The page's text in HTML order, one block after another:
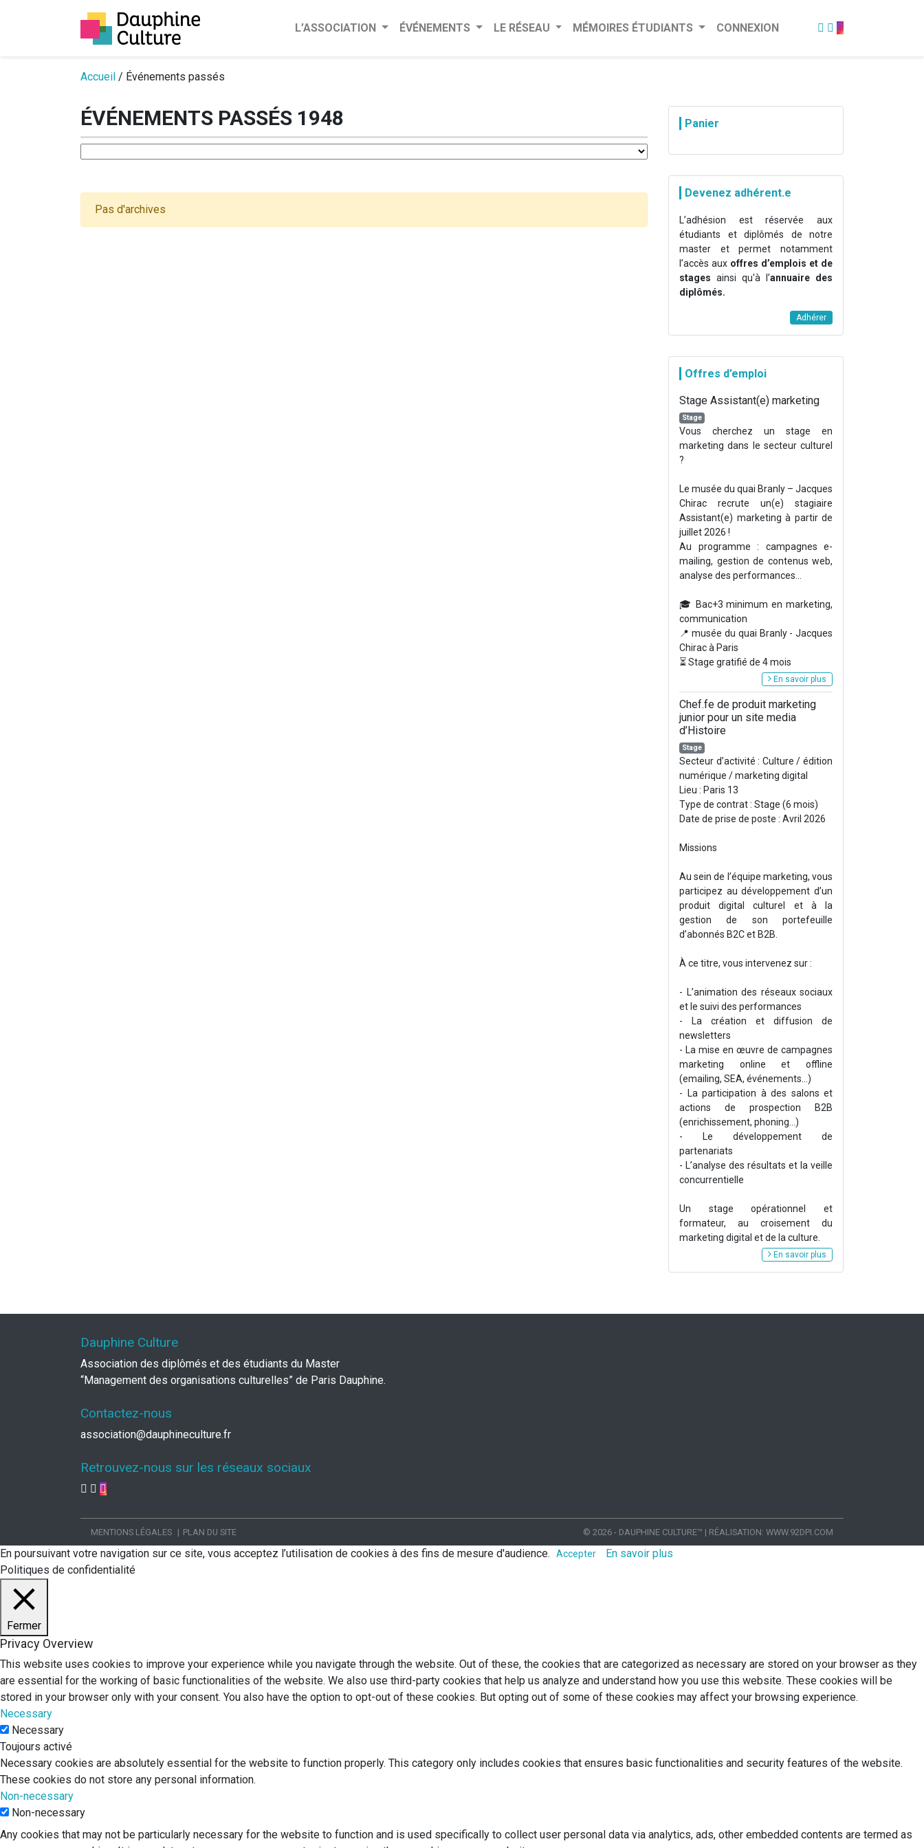
Passer au contenu
L’ASSOCIATION ÉVÉNEMENTS LE RÉSEAU MÉMOIRES ÉTUDIANTS CONNEXION
Accueil / Événements passés
ÉVÉNEMENTS PASSÉS 1948
Pas d'archives
Panier
Devenez adhérent.e
L’adhésion est réservée aux
étudiants et diplômés de notre
master et permet notamment
l’accès aux offres d’emplois et de
stages ainsi qu'à l’annuaire des
diplômés.
Adhérer
Offres d’emploi
Stage Assistant(e) marketing
Stage
Vous cherchez un stage en
marketing dans le secteur culturel
?
Le musée du quai Branly – Jacques
Chirac recrute un(e) stagiaire
Assistant(e) marketing à partir de
juillet 2026 !
Au programme : campagnes e-
mailing, gestion de contenus web,
analyse des performances...
🎓 Bac+3 minimum en marketing,
communication
📍 musée du quai Branly - Jacques
Chirac à Paris
⏳ Stage gratifié de 4 mois
En savoir plus
Chef.fe de produit marketing
junior pour un site media
d’Histoire
Stage
Secteur d’activité : Culture / édition
numérique / marketing digital
Lieu : Paris 13
Type de contrat : Stage (6 mois)
Date de prise de poste : Avril 2026
Missions
Au sein de l’équipe marketing, vous
participez au développement d’un
produit digital culturel et à la
gestion de son portefeuille
d’abonnés B2C et B2B.
À ce titre, vous intervenez sur :
- L’animation des réseaux sociaux
et le suivi des performances
- La création et diffusion de
newsletters
- La mise en œuvre de campagnes
marketing online et offline
(emailing, SEA, événements…)
- La participation à des salons et
actions de prospection B2B
(enrichissement, phoning...)
- Le développement de
partenariats
- L’analyse des résultats et la veille
concurrentielle
Un stage opérationnel et
formateur, au croisement du
marketing digital et de la culture.
En savoir plus
Dauphine Culture
Association des diplômés et des étudiants du Master
“Management des organisations culturelles” de Paris Dauphine.
Contactez-nous
association@dauphineculture.fr
Retrouvez-nous sur les réseaux sociaux
MENTIONS LÉGALES PLAN DU SITE © 2026 - DAUPHINE CULTURE™ | RÉALISATION: WWW.92DPI.COM
En poursuivant votre navigation sur ce site, vous acceptez l’utilisation de cookies à des fins de mesure d'audience. Accepter
En savoir plus
Politiques de confidentialité
Fermer
Privacy Overview
This website uses cookies to improve your experience while you navigate through the website. Out of these, the cookies that are categorized as necessary are stored on your browser as they
are essential for the working of basic functionalities of the website. We also use third-party cookies that help us analyze and understand how you use this website. These cookies will be
stored in your browser only with your consent. You also have the option to opt-out of these cookies. But opting out of some of these cookies may affect your browsing experience.
Necessary
Necessary
Toujours activé
Necessary cookies are absolutely essential for the website to function properly. This category only includes cookies that ensures basic functionalities and security features of the website.
These cookies do not store any personal information.
Non-necessary
Non-necessary
Any cookies that may not be particularly necessary for the website to function and is used specifically to collect user personal data via analytics, ads, other embedded contents are termed as